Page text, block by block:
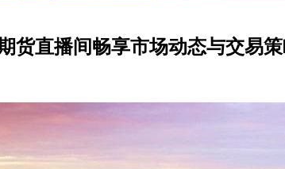
货直播间畅享市场动态与交易